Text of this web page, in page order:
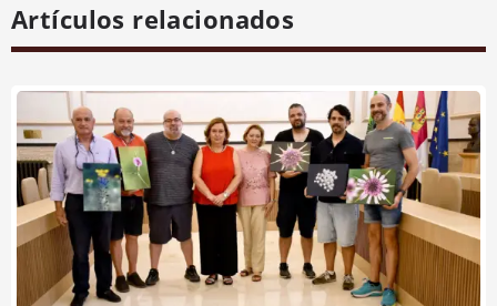
Artículos relacionados